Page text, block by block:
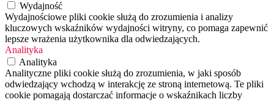
Wydajność
Wydajnościowe pliki cookie służą do zrozumienia i analizy
kluczowych wskaźników wydajności witryny, co pomaga zapewnić
lepsze wrażenia użytkownika dla odwiedzających.
Analityka
Analityka
Analityczne pliki cookie służą do zrozumienia, w jaki sposób
odwiedzający wchodzą w interakcję ze stroną internetową. Te pliki
cookie pomagają dostarczać informacje o wskaźnikach liczby